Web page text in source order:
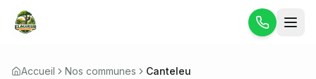
Accueil Nos communes Canteleu